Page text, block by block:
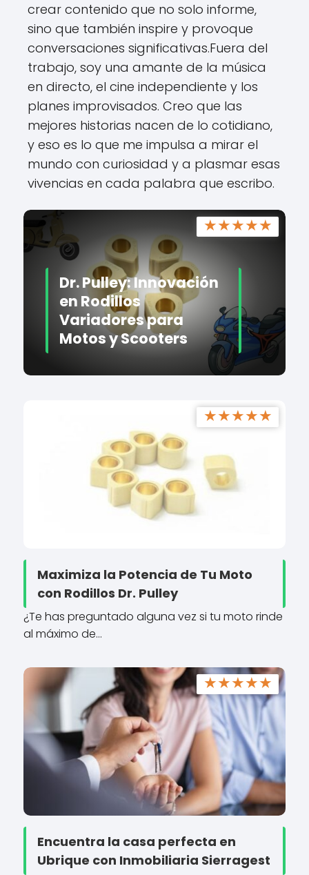
crear contenido que no solo informe,
sino que también inspire y provoque
conversaciones significativas.Fuera del
trabajo, soy una amante de la música
en directo, el cine independiente y los
planes improvisados. Creo que las
mejores historias nacen de lo cotidiano,
y eso es lo que me impulsa a mirar el
mundo con curiosidad y a plasmar esas
vivencias en cada palabra que escribo.
★★★★★
Dr. Pulley: Innovación
en Rodillos
Variadores para
Motos y Scooters
★★★★★
Maximiza la Potencia de Tu Moto
con Rodillos Dr. Pulley
¿Te has preguntado alguna vez si tu moto rinde
al máximo de…
★★★★★
Encuentra la casa perfecta en
Ubrique con Inmobiliaria Sierragest